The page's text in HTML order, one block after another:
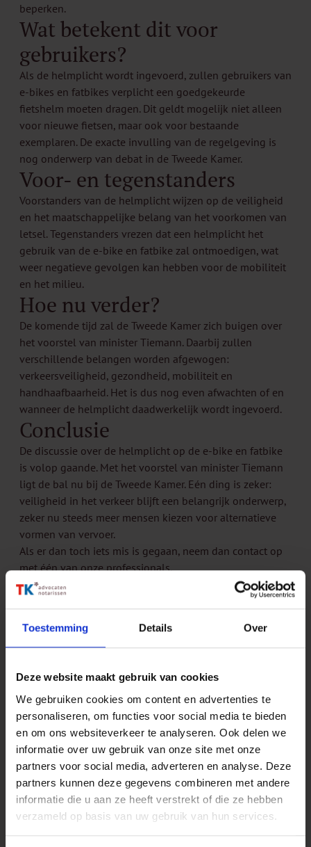
Toestemming Details Over
Deze website maakt gebruik van cookies
We gebruiken cookies om content en advertenties te
personaliseren, om functies voor social media te bieden
en om ons websiteverkeer te analyseren. Ook delen we
informatie over uw gebruik van onze site met onze
partners voor social media, adverteren en analyse. Deze
partners kunnen deze gegevens combineren met andere
informatie die u aan ze heeft verstrekt of die ze hebben
verzameld op basis van uw gebruik van hun services.
beperken.
Wat betekent dit voor
gebruikers?
Als de helmplicht wordt ingevoerd, zullen gebruikers van
e-bikes en fatbikes verplicht een goedgekeurde
fietshelm moeten dragen. Dit geldt mogelijk niet alleen
voor nieuwe fietsen, maar ook voor bestaande
exemplaren. De exacte invulling van de regelgeving is
nog onderwerp van debat in de Tweede Kamer.
Voor- en tegenstanders
Voorstanders van de helmplicht wijzen op de veiligheid
en het maatschappelijke belang van het voorkomen van
letsel. Tegenstanders vrezen dat een helmplicht het
gebruik van de e-bike en fatbike zal ontmoedigen, wat
weer negatieve gevolgen kan hebben voor de mobiliteit
en het milieu.
Hoe nu verder?
De komende tijd zal de Tweede Kamer zich buigen over
het voorstel van minister Tiemann. Daarbij zullen
verschillende belangen worden afgewogen:
verkeersveiligheid, gezondheid, mobiliteit en
handhaafbaarheid. Het is dus nog even afwachten of en
wanneer de helmplicht daadwerkelijk wordt ingevoerd.
Conclusie
De discussie over de helmplicht op de e-bike en fatbike
is volop gaande. Met het voorstel van minister Tiemann
ligt de bal nu bij de Tweede Kamer. Eén ding is zeker:
veiligheid in het verkeer blijft een belangrijk onderwerp,
zeker nu steeds meer mensen kiezen voor alternatieve
vormen van vervoer.
Als er dan toch iets mis is gegaan, neem dan contact op
met één van onze professionals.
Vertel het verder